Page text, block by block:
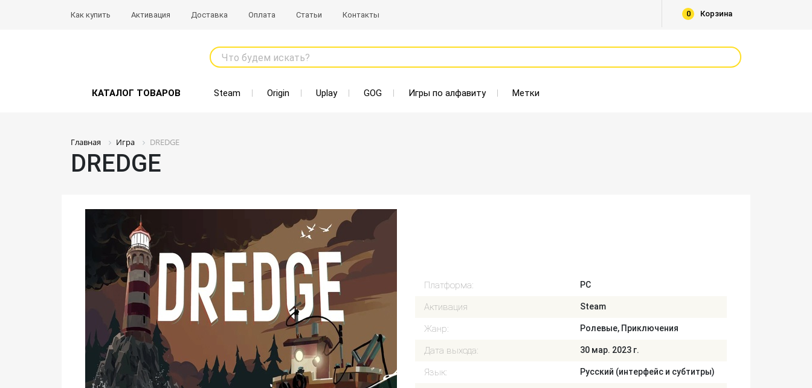
Как купить Активация Доставка Оплата Статьи Контакты Корзина
0
Что будем искать?
КАТАЛОГ ТОВАРОВ Steam Origin Uplay GOG Игры по алфавиту Метки
Главная Игра DREDGE
DREDGE
Платформа: PC
Активация Steam
Жанр: Ролевые, Приключения
Дата выхода: 30 мар. 2023 г.
Язык: Русский (интерфейс и субтитры)